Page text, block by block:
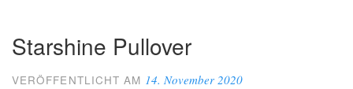
Starshine Pullover
VERÖFFENTLICHT AM 14. November 2020